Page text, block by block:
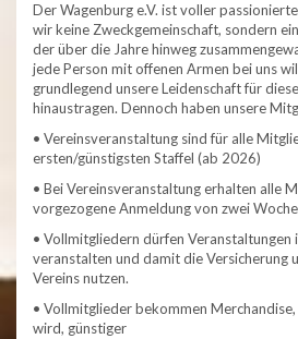
Der Wagenburg e.V. ist voller
wir keine Zweckgemeinschaft, sondern
der über die Jahre hinweg
jede Person mit offenen Armen bei uns
grundlegend unsere Leidenschaft für
hinaustragen. Dennoch haben unsere
• Vereinsveranstaltung sind für alle
ersten/günstigsten Staffel (ab 2026)
• Bei Vereinsveranstaltung erhalten alle
vorgezogene Anmeldung von zwei
• Vollmitgliedern dürfen Veranstaltungen
veranstalten und damit die Versicherung
Vereins nutzen.
• Vollmitglieder bekommen Merchandise,
wird, günstiger